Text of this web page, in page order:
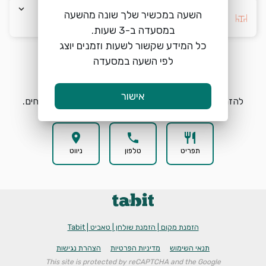
keyboard_arrow_down
בחרו העדפה *
הזמנת מקום
להזמנת מקום בהמבשלה בחרו תאריך, שעה וכמות אורחים.
restaurant
תפריט
phone
טלפון
location_on
ניווט
הזמנת מקום | הזמנת שולחן | טאביט | Tabit
תנאי השימוש מדיניות הפרטיות הצהרת נגישות
This site is protected by reCAPTCHA and the Google
השעה במכשיר שלך שונה מהשעה
כל המידע שקשור לשעות וזמנים יוצג
לפי השעה במסעדה
אישור